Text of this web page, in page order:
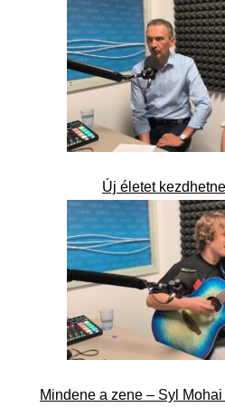
Új életet
Mindene a zene – Syl